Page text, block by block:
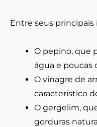
Entre seus
O pepino, que
água e poucas
O vinagre de
característico
O gergelim,
gorduras